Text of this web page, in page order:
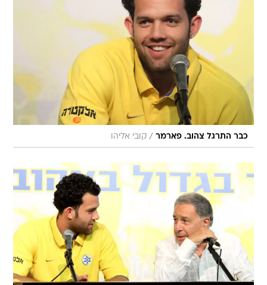
כבר התרגל צהוב. פארמר / קובי אליהו